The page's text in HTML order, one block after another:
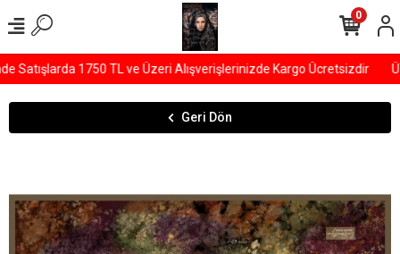
1750 TL ve Üzeri Alışverişlerinizde Kargo Ücretsizdir
0
Geri Dön